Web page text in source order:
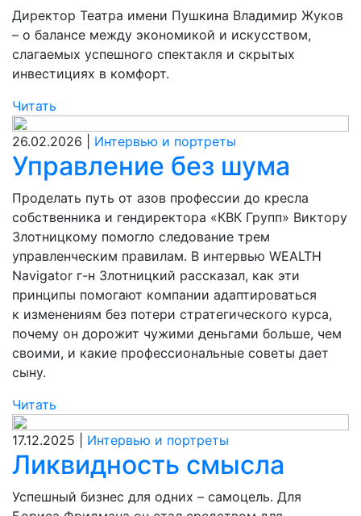
Директор Театра имени Пушкина Владимир Жуков
– о балансе между экономикой и искусством,
слагаемых успешного спектакля и скрытых
инвестициях в комфорт.
Читать
26.02.2026 | Интервью и портреты
Управление без шума
Проделать путь от азов профессии до кресла
собственника и гендиректора «КВК Групп» Виктору
Злотницкому помогло следование трем
управленческим правилам. В интервью WEALTH
Navigator г-н Злотницкий рассказал, как эти
принципы помогают компании адаптироваться
к изменениям без потери стратегического курса,
почему он дорожит чужими деньгами больше, чем
своими, и какие профессиональные советы дает
сыну.
Читать
17.12.2025 | Интервью и портреты
Ликвидность смысла
Успешный бизнес для одних – самоцель. Для